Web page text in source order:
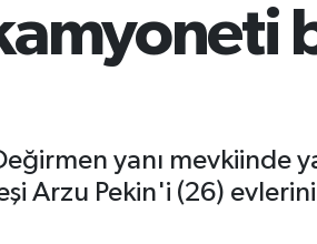
yanı mevkiinde
Arzu Pekin'i (26)